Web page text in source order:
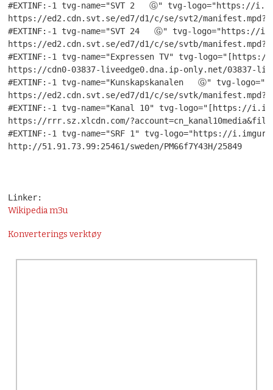
#EXTINF:-1 tvg-name="SVT 2   Ⓖ" tvg-logo="https://
https://ed2.cdn.svt.se/ed7/d1/c/se/svt2/
#EXTINF:-1 tvg-name="SVT 24   Ⓖ" tvg-logo="https://
https://ed2.cdn.svt.se/ed7/d1/c/se/svtb/
#EXTINF:-1 tvg-name="Expressen TV" tvg-
https://cdn0-03837-liveedge0.dna.ip-only.net/03837-
#EXTINF:-1 tvg-name="Kunskapskanalen   Ⓖ" tvg-
https://ed2.cdn.svt.se/ed7/d1/c/se/svtk/
#EXTINF:-1 tvg-name="Kanal 10" tvg-logo="[https://
https://rrr.sz.xlcdn.com/
#EXTINF:-1 tvg-name="SRF 1" tvg-logo="https://
http://51.91.73.99:25461/sweden/PM66f7Y43H/25849
Linker:
Wikipedia m3u
Konverterings verktøy